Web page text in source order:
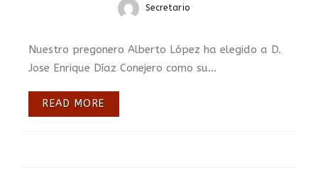
Secretario
Nuestro pregonero Alberto López ha elegido a D.
Jose Enrique Díaz Conejero como su...
READ MORE